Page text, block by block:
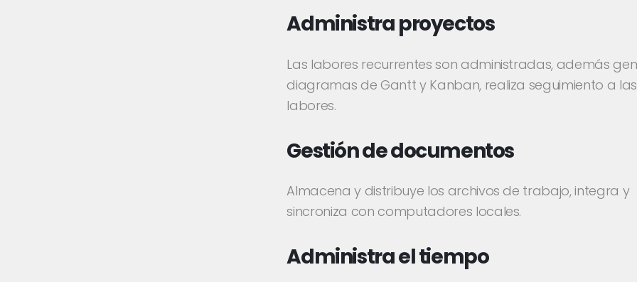
Administra proyectos
Las labores recurrentes son administradas, además
diagramas de Gantt y Kanban, realiza seguimiento a las
labores.
Gestión de documentos
Almacena y distribuye los archivos de trabajo, integra y
sincroniza con computadores locales.
Administra el tiempo